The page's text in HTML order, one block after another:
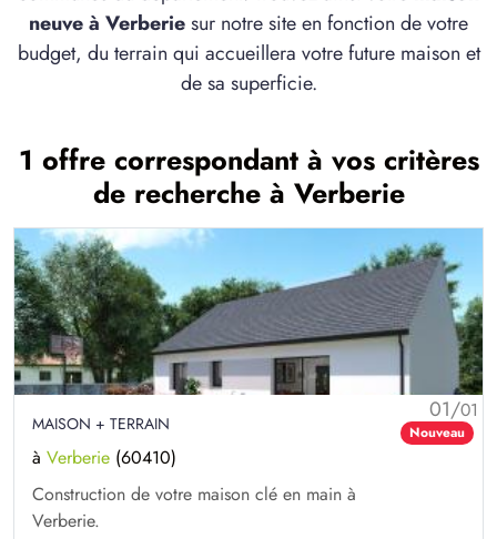
neuve à Verberiesur notre site en fonction de votre
budget, du terrain qui accueillera votre future maison et
de sa superficie.
1 offre correspondant à vos critères
de recherche à Verberie
01/01
Nouveau
MAISON + TERRAIN
à Verberie (60410)
Construction de votre maison clé en main à
Verberie.